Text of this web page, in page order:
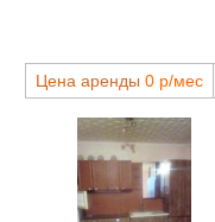
Цена аренды 0 р/мес